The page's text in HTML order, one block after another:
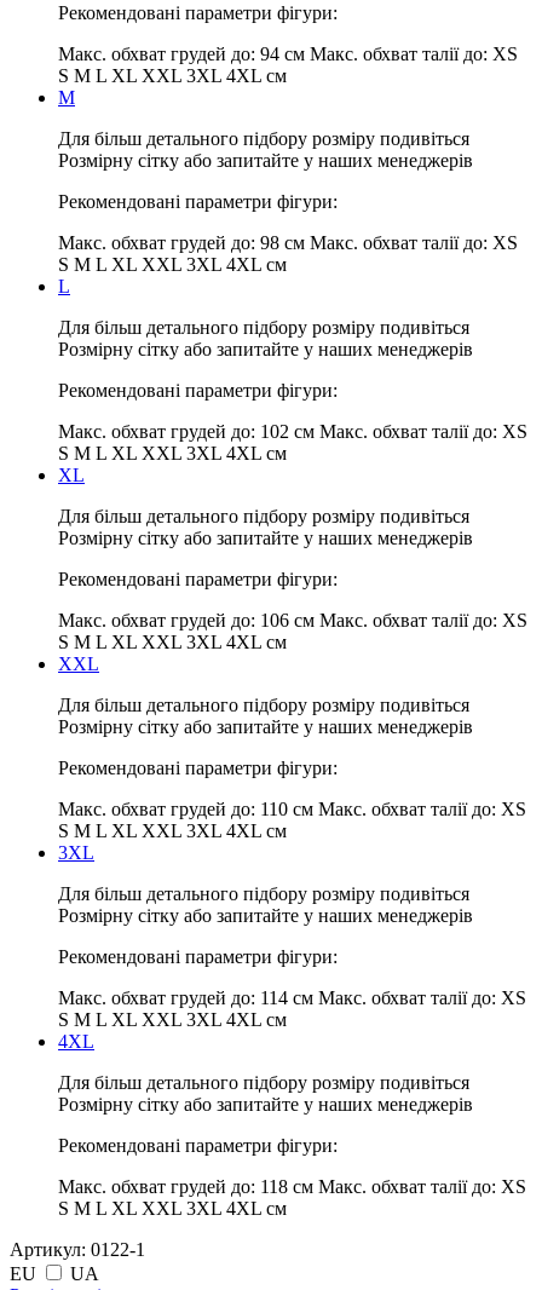
Рекомендовані параметри фігури:
Макс. обхват грудей до: 94 см Макс. обхват талії до: XS
S M L XL XXL 3XL 4XL см
M
Для більш детального підбору розміру подивіться
Розмірну сітку або запитайте у наших менеджерів
Рекомендовані параметри фігури:
Макс. обхват грудей до: 98 см Макс. обхват талії до: XS
S M L XL XXL 3XL 4XL см
L
Для більш детального підбору розміру подивіться
Розмірну сітку або запитайте у наших менеджерів
Рекомендовані параметри фігури:
Макс. обхват грудей до: 102 см Макс. обхват талії до: XS
S M L XL XXL 3XL 4XL см
XL
Для більш детального підбору розміру подивіться
Розмірну сітку або запитайте у наших менеджерів
Рекомендовані параметри фігури:
Макс. обхват грудей до: 106 см Макс. обхват талії до: XS
S M L XL XXL 3XL 4XL см
XXL
Для більш детального підбору розміру подивіться
Розмірну сітку або запитайте у наших менеджерів
Рекомендовані параметри фігури:
Макс. обхват грудей до: 110 см Макс. обхват талії до: XS
S M L XL XXL 3XL 4XL см
3XL
Для більш детального підбору розміру подивіться
Розмірну сітку або запитайте у наших менеджерів
Рекомендовані параметри фігури:
Макс. обхват грудей до: 114 см Макс. обхват талії до: XS
S M L XL XXL 3XL 4XL см
4XL
Для більш детального підбору розміру подивіться
Розмірну сітку або запитайте у наших менеджерів
Рекомендовані параметри фігури:
Макс. обхват грудей до: 118 см Макс. обхват талії до: XS
S M L XL XXL 3XL 4XL см
Артикул: 0122-1
EU
UA